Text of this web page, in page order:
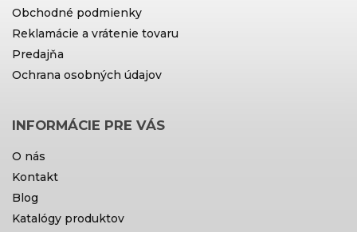
Obchodné podmienky
Reklamácie a vrátenie tovaru
Predajňa
Ochrana osobných údajov
INFORMÁCIE PRE VÁS
O nás
Kontakt
Blog
Katalógy produktov